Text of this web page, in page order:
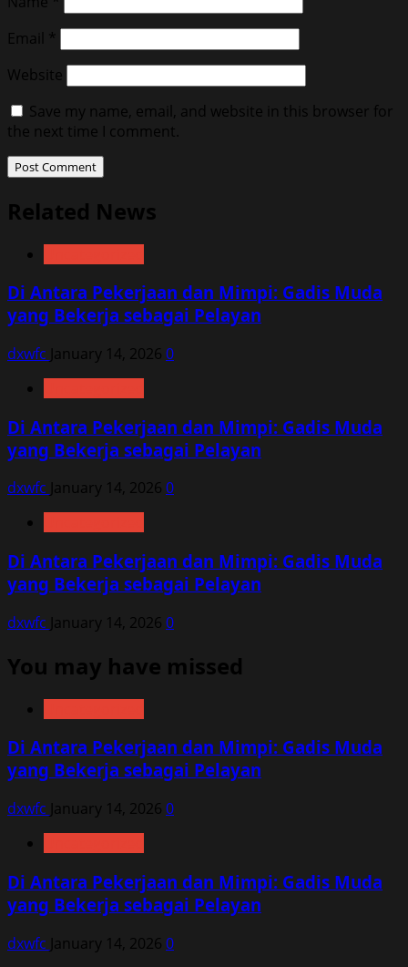
Email
*
Website
Save my name, email, and website in this browser for
the next time I comment.
Related News
Di Antara Pekerjaan dan Mimpi: Gadis Muda
yang Bekerja sebagai Pelayan
dxwfc January 14, 2026 0
Di Antara Pekerjaan dan Mimpi: Gadis Muda
yang Bekerja sebagai Pelayan
dxwfc January 14, 2026 0
Di Antara Pekerjaan dan Mimpi: Gadis Muda
yang Bekerja sebagai Pelayan
dxwfc January 14, 2026 0
You may have missed
Di Antara Pekerjaan dan Mimpi: Gadis Muda
yang Bekerja sebagai Pelayan
dxwfc January 14, 2026 0
Di Antara Pekerjaan dan Mimpi: Gadis Muda
yang Bekerja sebagai Pelayan
dxwfc January 14, 2026 0